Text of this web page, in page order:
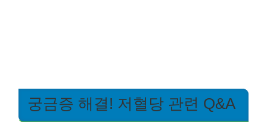
궁금증 해결! 저혈당 관련 Q&A